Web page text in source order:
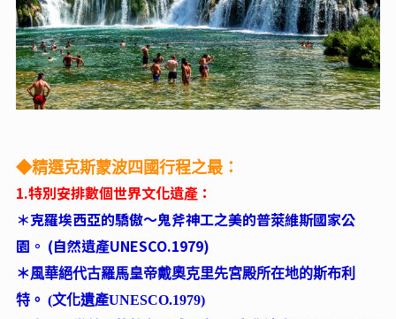
◆精選克斯蒙波四國行程之最：
1.特別安排數個世界文化遺產：
＊克羅埃西亞的驕傲～鬼斧神工之美的普萊維斯國家公
園。 (自然遺產UNESCO.1979)
＊風華絕代古羅馬皇帝戴奧克里先宮殿所在地的斯布利
特。 (文化遺產UNESCO.1979)